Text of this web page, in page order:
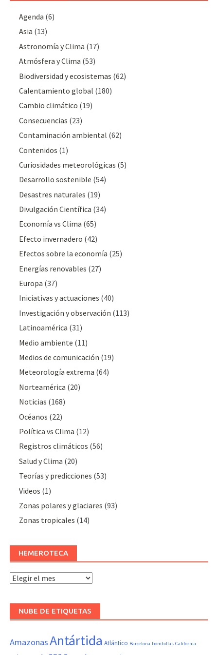
Agenda (6)
Asia (13)
Astronomía y Clima (17)
Atmósfera y Clima (53)
Biodiversidad y ecosistemas (62)
Calentamiento global (180)
Cambio climático (19)
Consecuencias (23)
Contaminación ambiental (62)
Contenidos (1)
Curiosidades meteorológicas (5)
Desarrollo sostenible (54)
Desastres naturales (19)
Divulgación Cientí­fica (34)
Economía vs Clima (65)
Efecto invernadero (42)
Efectos sobre la economía (25)
Energías renovables (27)
Europa (37)
Iniciativas y actuaciones (40)
Investigación y observación (113)
Latinoamérica (31)
Medio ambiente (11)
Medios de comunicación (19)
Meteorologí­a extrema (64)
Norteamérica (20)
Noticias (168)
Océanos (22)
Polí­tica vs Clima (12)
Registros climáticos (56)
Salud y Clima (20)
Teorías y predicciones (53)
Videos (1)
Zonas polares y glaciares (93)
Zonas tropicales (14)
HEMEROTECA
Hemeroteca
NUBE DE ETIQUETAS
AmazonasAntártida Atlántico Barcelona bombillas California